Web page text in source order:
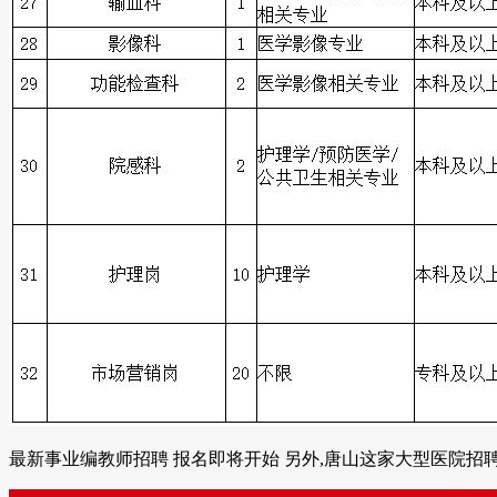
最新事业编教师招聘 报名即将开始 另外,唐山这家大型医院招